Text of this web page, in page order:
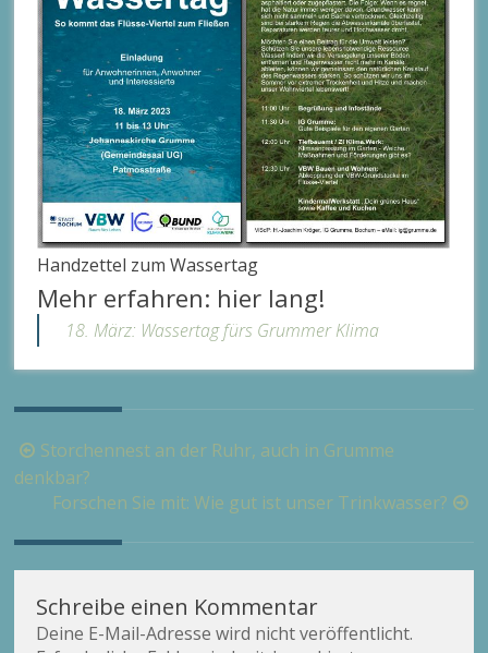
Handzettel zum Wassertag
Mehr erfahren: hier lang!
18. März: Wassertag fürs Grummer Klima
Beitragsnavigation
Storchennest an der Ruhr, auch in Grumme
denkbar?
Forschen Sie mit: Wie gut ist unser Trinkwasser?
Schreibe einen Kommentar
Deine E-Mail-Adresse wird nicht veröffentlicht.